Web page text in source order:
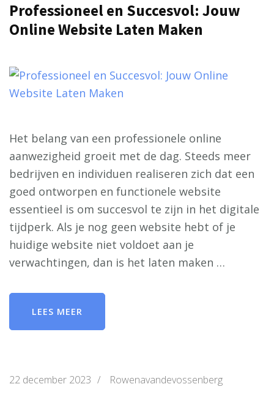
Professioneel en Succesvol: Jouw
Online Website Laten Maken
Het belang van een professionele online
aanwezigheid groeit met de dag. Steeds meer
bedrijven en individuen realiseren zich dat een
goed ontworpen en functionele website
essentieel is om succesvol te zijn in het digitale
tijdperk. Als je nog geen website hebt of je
huidige website niet voldoet aan je
verwachtingen, dan is het laten maken …
LEES MEER
22 december 2023 / Rowenavandevossenberg